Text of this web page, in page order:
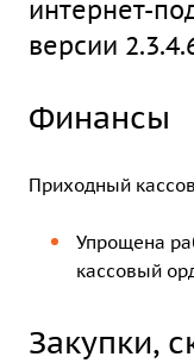
интернет-
версии
Финансы
Приходный
Упрощена
кассовый
Закупки,